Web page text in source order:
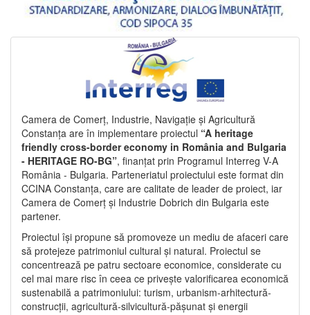
Camera de Comerț, Industrie, Navigație și Agricultură
Constanța are în implementare proiectul “A heritage
friendly cross-border economy in România and Bulgaria
- HERITAGE RO-BG”, finanțat prin Programul Interreg V-A
România - Bulgaria. Parteneriatul proiectului este format din
CCINA Constanța, care are calitate de leader de proiect, iar
Camera de Comerț și Industrie Dobrich din Bulgaria este
partener.
Proiectul își propune să promoveze un mediu de afaceri care
să protejeze patrimoniul cultural și natural. Proiectul se
concentrează pe patru sectoare economice, considerate cu
cel mai mare risc în ceea ce privește valorificarea economică
sustenabilă a patrimoniului: turism, urbanism-arhitectură-
construcții, agricultură-silvicultură-pășunat și energii